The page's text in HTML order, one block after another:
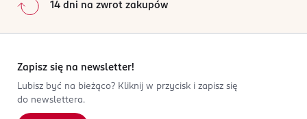
14 dni na zwrot zakupów
Zapisz się na newsletter!
Lubisz być na bieżąco? Kliknij w przycisk i zapisz się
do newslettera.